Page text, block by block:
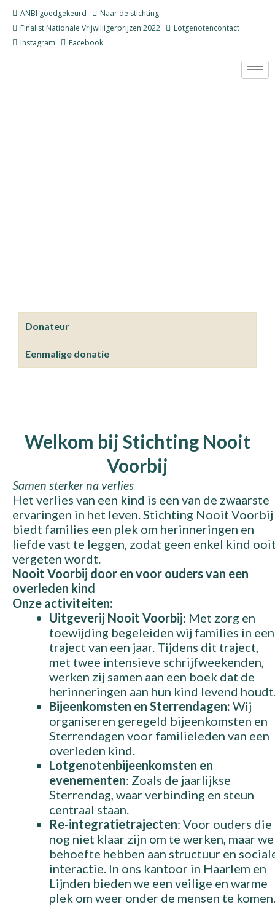
ANBI goedgekeurd
Naar de stichting
Finalist Nationale Vrijwilligerprijzen 2022
Lotgenotencontact
Instagram
Facebook
Donateur
Eenmalige donatie
Welkom bij Stichting Nooit
Voorbij
Samen sterker na verlies
Het verlies van een kind is een van de zwaarste
ervaringen in het leven. Stichting Nooit Voorbij
biedt families een plek om herinneringen en
liefde vast te leggen, zodat geen enkel kind
vergeten wordt.
Nooit Voorbij door en voor ouders van een
overleden kind
Onze activiteiten:
Uitgeverij Nooit Voorbij: Met zorg en
toewijding begeleiden wij families in een
traject van een jaar. Tijdens dit traject,
met twee intensieve schrijfweekenden,
werken zij samen aan een boek dat de
herinneringen aan hun kind levend
Bijeenkomsten en Sterrendagen: Wij
organiseren geregeld bijeenkomsten en
Sterrendagen voor familieleden van een
overleden kind.
Lotgenotenbijeenkomsten en
evenementen: Zoals de jaarlijkse
Sterrendag, waar verbinding en steun
centraal staan.
Re-integratietrajecten: Voor ouders die
nog niet klaar zijn om te werken, maar
behoefte hebben aan structuur en
interactie. In ons kantoor in Haarlem en
Lijnden bieden we een veilige en warme
plek om weer onder de mensen te komen.